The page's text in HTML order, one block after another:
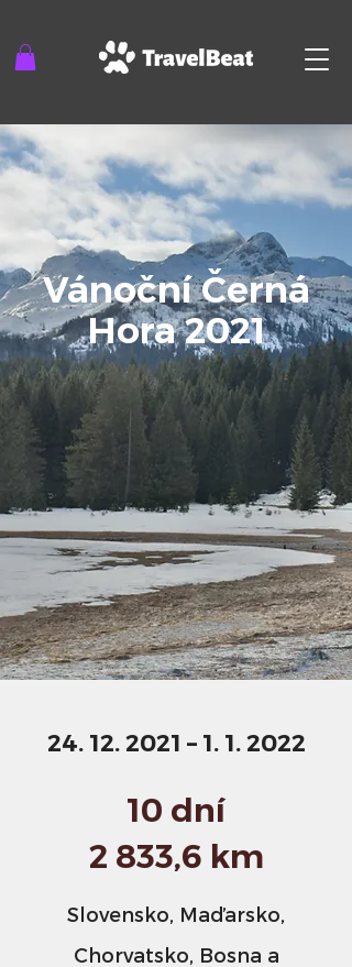
Vánoční Černá
Hora 2021
24. 12. 2021 – 1. 1. 2022
10 dní
2 833,6 km
Slovensko, Maďarsko,
Chorvatsko, Bosna a